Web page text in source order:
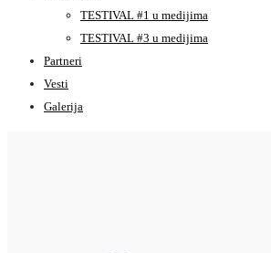
TESTIVAL #1 u medijima
TESTIVAL #3 u medijima
Partneri
Vesti
Galerija